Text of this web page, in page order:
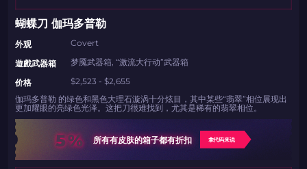
蝴蝶刀 伽玛多普勒
外观
Covert
遊戲武器箱
梦魇武器箱, “激流大行动”武器箱
价格
$2,523 - $2,655
伽玛多普勒 的绿色和黑色大理石漩涡十分炫目，其中某些“翡翠”相位展现出
更加耀眼的亮绿色光泽。这把刀很难找到，尤其是稀有的翡翠相位。
5% 所有有皮肤的箱子都有折扣 拿代码来说